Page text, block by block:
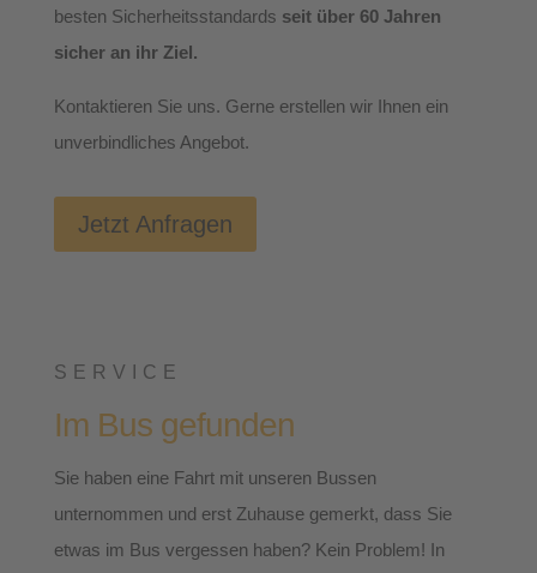
besten Sicherheitsstandards seit über 60 Jahren
sicher an ihr Ziel.
Kontaktieren Sie uns. Gerne erstellen wir Ihnen ein
unverbindliches Angebot.
Jetzt Anfragen
SERVICE
Im Bus gefunden
Sie haben eine Fahrt mit unseren Bussen
unternommen und erst Zuhause gemerkt, dass Sie
etwas im Bus vergessen haben? Kein Problem! In